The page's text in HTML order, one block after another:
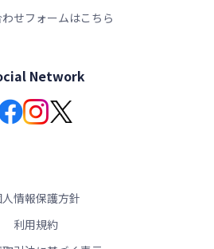
せフォームはこちら
Network
情報保護方針
利用規約